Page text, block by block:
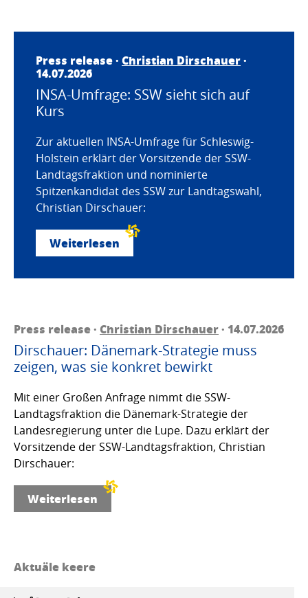
Press release · Christian Dirschauer·
14.07.2026
INSA-Umfrage: SSW sieht sich auf
Kurs
Zur aktuellen INSA-Umfrage für Schleswig-
Holstein erklärt der Vorsitzende der SSW-
Landtagsfraktion und nominierte
Spitzenkandidat des SSW zur Landtagswahl,
Christian Dirschauer:
Weiterlesen
Press release · Christian Dirschauer· 14.07.2026
Dirschauer: Dänemark-Strategie muss
zeigen, was sie konkret bewirkt
Mit einer Großen Anfrage nimmt die SSW-
Landtagsfraktion die Dänemark-Strategie der
Landesregierung unter die Lupe. Dazu erklärt der
Vorsitzende der SSW-Landtagsfraktion, Christian
Dirschauer:
Weiterlesen
Aktuäle keere